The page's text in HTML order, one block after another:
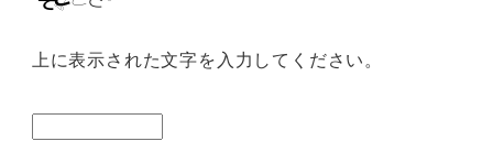
上に表示された文字を入力してください。